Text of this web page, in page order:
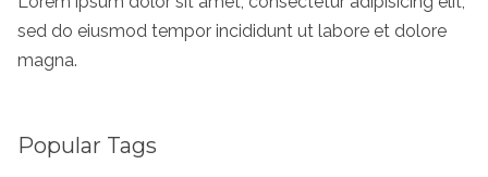
sed do eiusmod tempor incididunt ut labore et dolore
magna.
Popular Tags